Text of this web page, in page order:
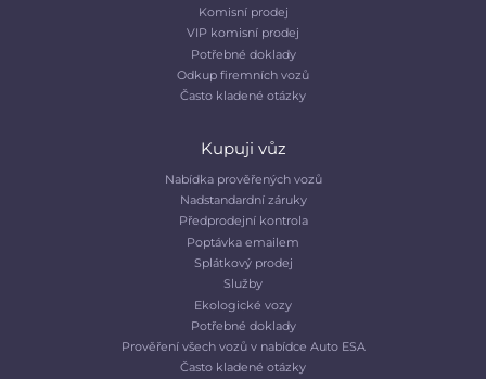
Komisní prodej
VIP komisní prodej
Potřebné doklady
Odkup firemních vozů
Často kladené otázky
Kupuji vůz
Nabídka prověřených vozů
Nadstandardní záruky
Předprodejní kontrola
Poptávka emailem
Splátkový prodej
Služby
Ekologické vozy
Potřebné doklady
Prověření všech vozů v nabídce Auto ESA
Často kladené otázky